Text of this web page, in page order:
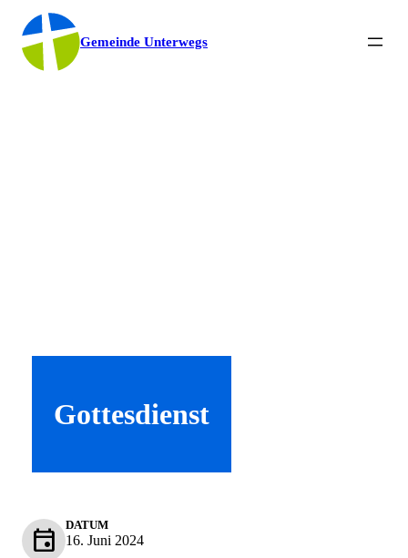
Gemeinde Unterwegs
Gottesdienst
event DATUM
16. Juni 2024